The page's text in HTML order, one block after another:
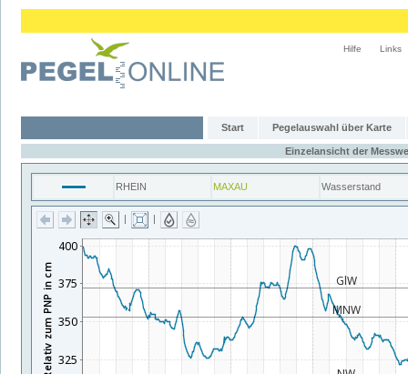
Hilfe Links
Start Pegelauswahl über Karte
Einzelansicht der
RHEIN MAXAU Wasserstand
| |